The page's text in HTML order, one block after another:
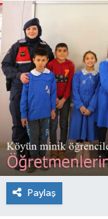
Paylaş